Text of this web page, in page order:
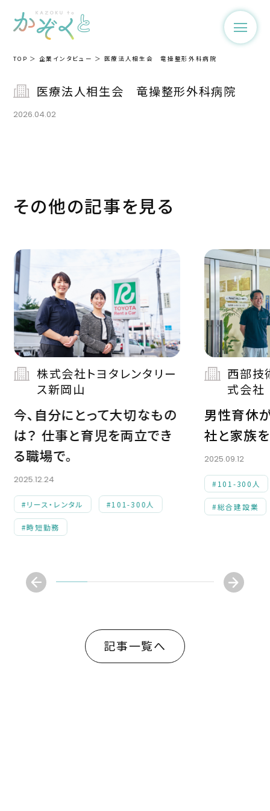
TOP 企業インタビュー 医療法人相生会 竜操整形外科病院
医療法人相生会 竜操整形外科病院
2026.04.02
その他の記事を見る
株式会社トヨタレンタリー
ス新岡山
今、自分にとって大切なもの
は？ 仕事と育児を両立でき
る職場で。
2025.12.24
#リース・レンタル #101-300人
#時短勤務
西部技
式会社
男性育休
社と家族
2025.09.12
#101-300人
#総合建設業
記事一覧へ